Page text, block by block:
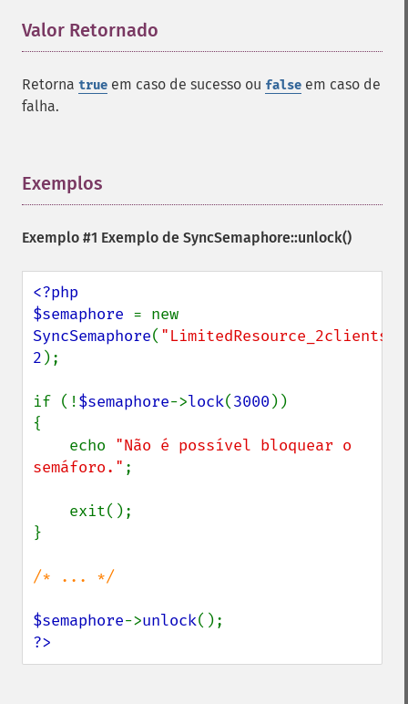
Valor Retornado
Retorna true em caso de sucesso ou false em caso de
falha.
Exemplos
Exemplo #1 Exemplo de SyncSemaphore::unlock()
<?php
$semaphore
SyncSemaphore( "LimitedResource_2clients"
2 );
if (!$semaphore->lock(3000 ))
{
    echo
"Não é possível bloquear o
semáforo." ;
}
/* ... */
$semaphore->unlock
?>